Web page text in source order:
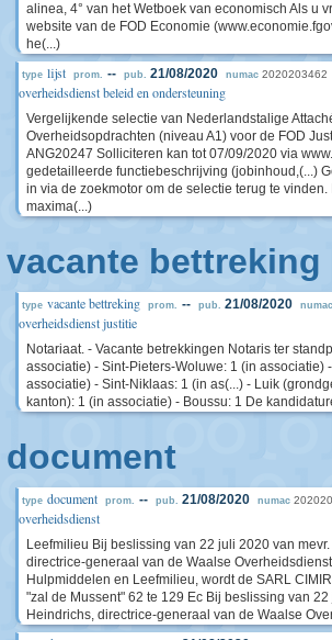
alinea, 4° van het Wetboek van economisch Als u
website van de FOD Economie
he(...)
type lijst prom. -- pub. 21/08/2020 numac 2020203462
overheidsdienst beleid en ondersteuning
Vergelijkende selectie van Nederlandstalige
Overheidsopdrachten (niveau A1) voor de FOD
ANG20247 Solliciteren kan tot 07/09/2020 via
gedetailleerde functiebeschrijving (jobinhoud,(...)
in via de zoekmotor om de selectie terug te vinden.
maxima(...)
vacante bettreking
type vacante bettreking prom. -- pub. 21/08/2020 numac
overheidsdienst justitie
Notariaat. - Vacante betrekkingen Notaris ter
associatie) - Sint-Pieters-Woluwe: 1 (in associatie)
associatie) - Sint-Niklaas: 1 (in as(...) - Luik
kanton): 1 (in associatie) - Boussu: 1 De
document
type document prom. -- pub. 21/08/2020 numac
overheidsdienst
Leefmilieu Bij beslissing van 22 juli 2020 van
directrice-generaal van de Waalse
Hulpmiddelen en Leefmilieu, wordt de SARL
"zal de Mussent" 62 te 129 Ec Bij beslissing van
Heindrichs, directrice-generaal van de Waalse